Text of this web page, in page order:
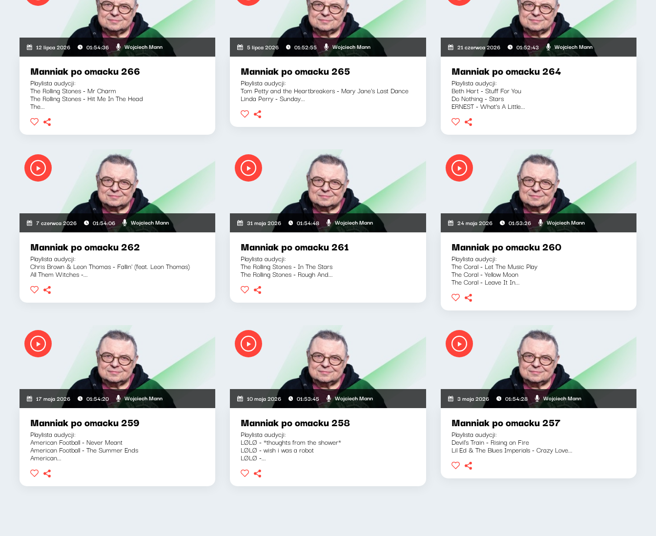
12 lipca 2026 01:54:36 Wojciech Mann
Manniak po omacku 266
Playlista audycji:
The Rolling Stones - Mr Charm
The Rolling Stones - Hit Me In The Head
The...
5 lipca 2026 01:52:55 Wojciech Mann
Manniak po omacku 265
Playlista audycji:
Tom Petty and the Heartbreakers - Mary Jane's Last Dance
Linda Perry - Sunday...
21 czerwca 2026 01:52:43 Wojciech Mann
Manniak po omacku 264
Playlista audycji:
Beth Hart - Stuff For You
Do Nothing - Stars
ERNEST - What’s A Little...
7 czerwca 2026 01:54:06 Wojciech Mann
Manniak po omacku 262
Playlista audycji:
Chris Brown & Leon Thomas - Fallin' (feat. Leon Thomas)
All Them Witches -...
31 maja 2026 01:54:48 Wojciech Mann
Manniak po omacku 261
Playlista audycji:
The Rolling Stones - In The Stars
The Rolling Stones - Rough And...
24 maja 2026 01:53:26 Wojciech Mann
Manniak po omacku 260
Playlista audycji:
The Coral - Let The Music Play
The Coral - Yellow Moon
The Coral - Leave It In...
17 maja 2026 01:54:20 Wojciech Mann
Manniak po omacku 259
Playlista audycji:
American Football - Never Meant
American Football - The Summer Ends
American...
10 maja 2026 01:53:45 Wojciech Mann
Manniak po omacku 258
Playlista audycji:
LØLØ - *thoughts from the shower*
LØLØ - wish i was a robot
LØLØ -...
3 maja 2026 01:54:28 Wojciech Mann
Manniak po omacku 257
Playlista audycji:
Devil's Train - Rising on Fire
Lil Ed & The Blues Imperials - Crazy Love...